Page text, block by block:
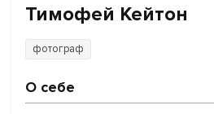
Тимофей Кейтон
фотограф
О себе